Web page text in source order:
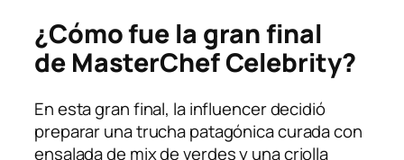
¿Cómo fue la gran final
de MasterChef Celebrity?
En esta gran final, la influencer decidió
preparar una trucha patagónica curada con
ensalada de mix de verdes y una criolla